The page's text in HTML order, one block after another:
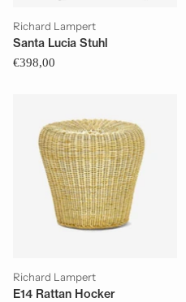
Richard Lampert
Santa Lucia Stuhl
€398,00
Richard Lampert
E14 Rattan Hocker